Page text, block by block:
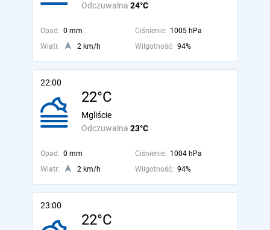
Odczuwalna 24°C
Opad: 0 mm Ciśnienie: 1005 hPa
Wiatr:
2 km/h Wilgotność: 94%
22:00
22°C
Odczuwalna 23°C
Mgliście
Opad: 0 mm Ciśnienie: 1004 hPa
Wiatr:
2 km/h Wilgotność: 94%
23:00
22°C